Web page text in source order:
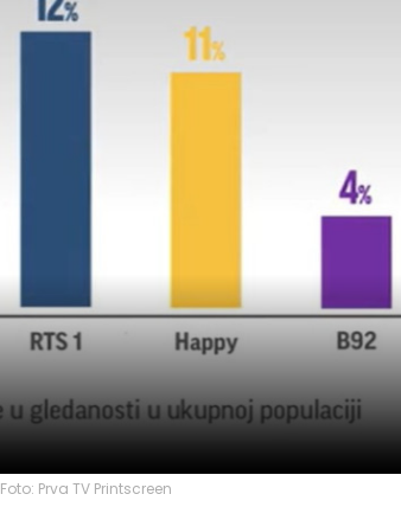
Foto: Prva TV Printscreen